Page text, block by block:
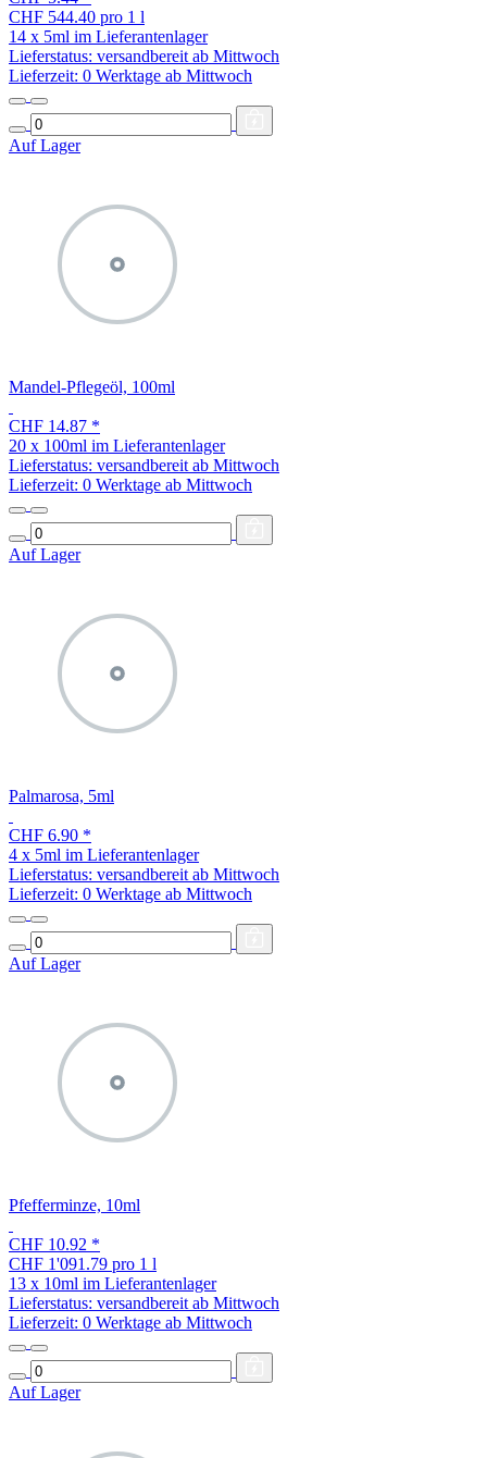
CHF 544.40 pro 1 l
14 x 5ml im Lieferantenlager
Lieferstatus: versandbereit ab Mittwoch
Lieferzeit: 0 Werktage ab Mittwoch
Auf Lager
Mandel-Pflegeöl, 100ml
CHF 14.87 *
20 x 100ml im Lieferantenlager
Lieferstatus: versandbereit ab Mittwoch
Lieferzeit: 0 Werktage ab Mittwoch
Auf Lager
Palmarosa, 5ml
CHF 6.90 *
4 x 5ml im Lieferantenlager
Lieferstatus: versandbereit ab Mittwoch
Lieferzeit: 0 Werktage ab Mittwoch
Auf Lager
Pfefferminze, 10ml
CHF 10.92 *
CHF 1'091.79 pro 1 l
13 x 10ml im Lieferantenlager
Lieferstatus: versandbereit ab Mittwoch
Lieferzeit: 0 Werktage ab Mittwoch
Auf Lager